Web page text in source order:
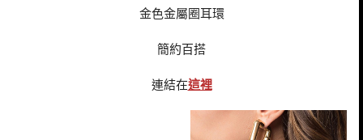
金色金屬圈耳環
簡約百搭
連結在這裡